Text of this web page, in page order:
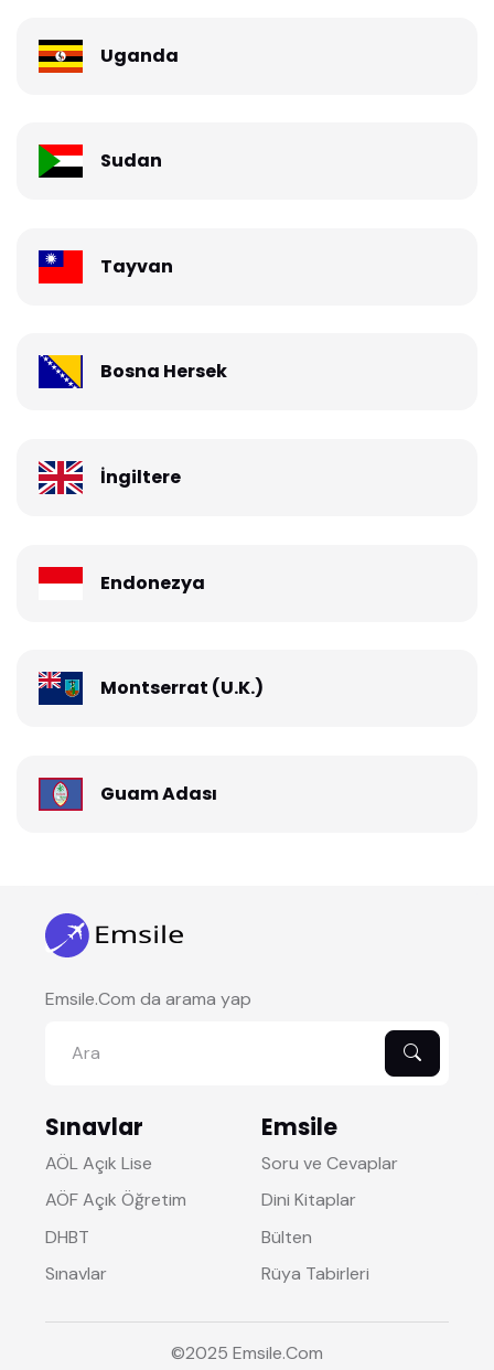
Uganda
Sudan
Tayvan
Bosna Hersek
İngiltere
Endonezya
Montserrat (U.K.)
Guam Adası
Emsile.Com da arama yap
Sınavlar
AÖL Açık Lise
AÖF Açık Öğretim
DHBT
Sınavlar
Emsile
Soru ve Cevaplar
Dini Kitaplar
Bülten
Rüya Tabirleri
©2025 Emsile.Com